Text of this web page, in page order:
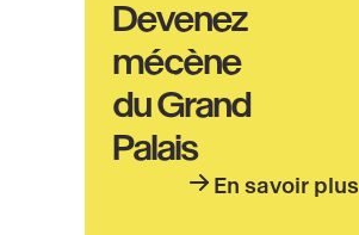
pied
de
page
Devenez
mécène
du Grand
Palais
En savoir plus